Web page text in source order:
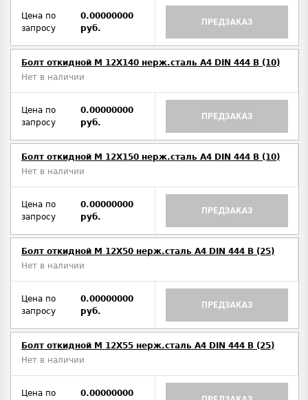
Цена по
запросу
0.00000000
руб.
ПРЕДЗАКАЗ
Болт откидной M 12Х140 нерж.сталь A4 DIN 444 B (10)
Нет в наличии
Цена по
запросу
0.00000000
руб.
ПРЕДЗАКАЗ
Болт откидной M 12Х150 нерж.сталь A4 DIN 444 B (10)
Нет в наличии
Цена по
запросу
0.00000000
руб.
ПРЕДЗАКАЗ
Болт откидной M 12Х50 нерж.сталь A4 DIN 444 B (25)
Нет в наличии
Цена по
запросу
0.00000000
руб.
ПРЕДЗАКАЗ
Болт откидной M 12Х55 нерж.сталь A4 DIN 444 B (25)
Нет в наличии
Цена по 0.00000000